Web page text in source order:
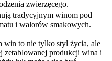
zwierzęcego.
tradycyjnym winom pod
i walorów smakowych.
win to nie tylko styl życia, ale
zetablowanej produkcji wina i